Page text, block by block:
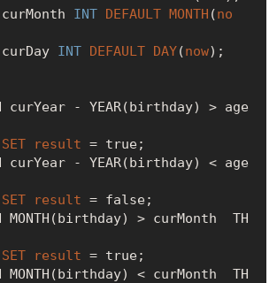
curMonth INT DEFAULT MONTH (no
curDay INT DEFAULT DAY(now);
SET
result = true;
SET
result = false;
SET
result = true;